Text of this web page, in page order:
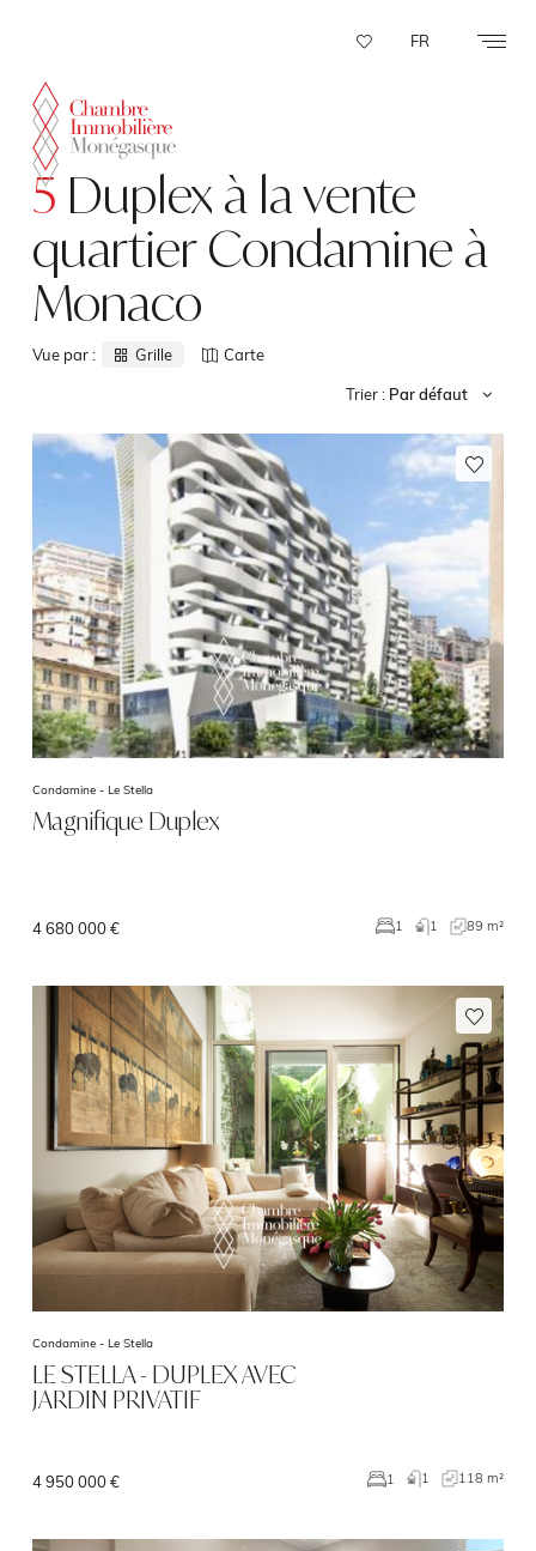
FR
5 Duplex à la vente
quartier Condamine à
Monaco
Vue par : Grille Carte
Trier : Par défaut
Condamine - Le Stella
Magnifique Duplex
4 680 000 € 1 1 89 m²
Condamine - Le Stella
LE STELLA - DUPLEX AVEC
JARDIN PRIVATIF
4 950 000 € 1 1 118 m²